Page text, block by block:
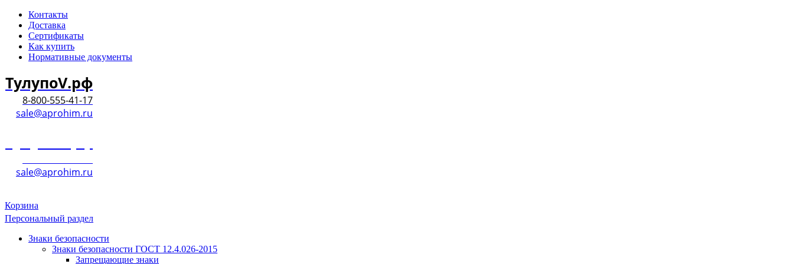
Контакты
Доставка
Сертификаты
Как купить
Нормативные документы
ТулупоV.рф
8-800-555-41-17
sale@aprohim.ru
sale@aprohim.ru
Корзина
Персональный раздел
Знаки безопасности
Знаки безопасности ГОСТ 12.4.026-2015
Запрещающие знаки